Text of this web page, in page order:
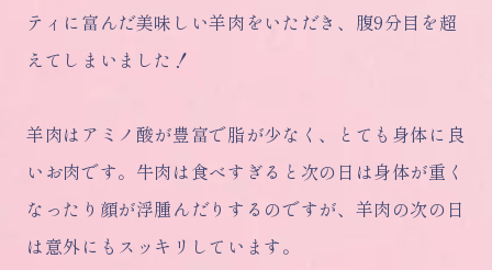
ティに富んだ美味しい羊肉をいただき、腹9分目を超
えてしまいました！
羊肉はアミノ酸が豊富で脂が少なく、とても身体に良
いお肉です。牛肉は食べすぎると次の日は身体が重く
なったり顔が浮腫んだりするのですが、 羊肉の次の日
は意外にもスッキリしています。